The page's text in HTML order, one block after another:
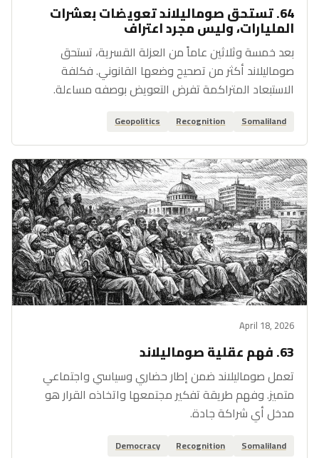
64. تستحق صوماليلاند تعويضات بعشرات
المليارات، وليس مجرد اعتراف
بعد خمسة وثلاثين عاماً من العزلة القسرية، تستحق
صوماليلاند أكثر من تصحيح وضعها القانوني. فكلفة
الاستبعاد المتراكمة تفرض التعويض بوصفه مساءلة.
Somaliland
Recognition
Geopolitics
April 18, 2026
63. فهم عقلية صوماليلاند
تعمل صوماليلاند ضمن إطار حضاري وسياسي واجتماعي
متميز. وفهم طريقة تفكير مجتمعها واتخاذه القرار هو
مدخل أي شراكة جادة.
Somaliland
Recognition
Democracy